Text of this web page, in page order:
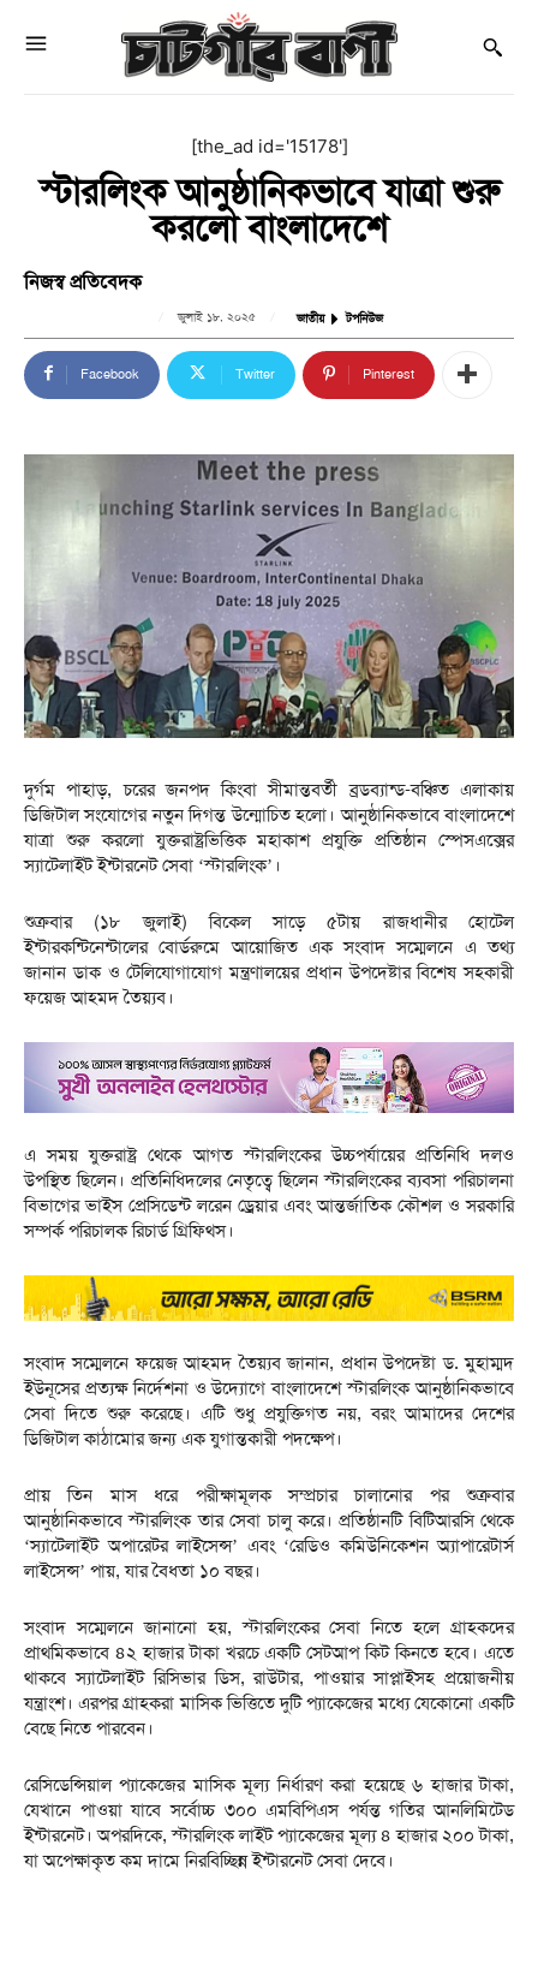
[the_ad id='15178']
স্টারলিংক আনুষ্ঠানিকভাবে যাত্রা শুরু
করলো বাংলাদেশে
নিজস্ব প্রতিবেদক
জুলাই ১৮, ২০২৫ জাতীয় টপনিউজ
Facebook Twitter Pinterest
দুর্গম পাহাড়, চরের জনপদ কিংবা সীমান্তবর্তী ব্রডব্যান্ড-বঞ্চিত এলাকায়
ডিজিটাল সংযোগের নতুন দিগন্ত উন্মোচিত হলো। আনুষ্ঠানিকভাবে বাংলাদেশে
যাত্রা শুরু করলো যুক্তরাষ্ট্রভিত্তিক মহাকাশ প্রযুক্তি প্রতিষ্ঠান স্পেসএক্সের
স্যাটেলাইট ইন্টারনেট সেবা ‘স্টারলিংক’।
শুক্রবার (১৮ জুলাই) বিকেল সাড়ে ৫টায় রাজধানীর হোটেল
ইন্টারকন্টিনেন্টালের বোর্ডরুমে আয়োজিত এক সংবাদ সম্মেলনে এ তথ্য
জানান ডাক ও টেলিযোগাযোগ মন্ত্রণালয়ের প্রধান উপদেষ্টার বিশেষ সহকারী
ফয়েজ আহমদ তৈয়্যব।
এ সময় যুক্তরাষ্ট্র থেকে আগত স্টারলিংকের উচ্চপর্যায়ের প্রতিনিধি দলও
উপস্থিত ছিলেন। প্রতিনিধিদলের নেতৃত্বে ছিলেন স্টারলিংকের ব্যবসা পরিচালনা
বিভাগের ভাইস প্রেসিডেন্ট লরেন ড্রেয়ার এবং আন্তর্জাতিক কৌশল ও সরকারি
সম্পর্ক পরিচালক রিচার্ড গ্রিফিথস।
সংবাদ সম্মেলনে ফয়েজ আহমদ তৈয়্যব জানান, প্রধান উপদেষ্টা ড. মুহাম্মদ
ইউনূসের প্রত্যক্ষ নির্দেশনা ও উদ্যোগে বাংলাদেশে স্টারলিংক আনুষ্ঠানিকভাবে
সেবা দিতে শুরু করেছে। এটি শুধু প্রযুক্তিগত নয়, বরং আমাদের দেশের
ডিজিটাল কাঠামোর জন্য এক যুগান্তকারী পদক্ষেপ।
প্রায় তিন মাস ধরে পরীক্ষামূলক সম্প্রচার চালানোর পর শুক্রবার
আনুষ্ঠানিকভাবে স্টারলিংক তার সেবা চালু করে। প্রতিষ্ঠানটি বিটিআরসি থেকে
‘স্যাটেলাইট অপারেটর লাইসেন্স’ এবং ‘রেডিও কমিউনিকেশন অ্যাপারেটার্স
লাইসেন্স’ পায়, যার বৈধতা ১০ বছর।
সংবাদ সম্মেলনে জানানো হয়, স্টারলিংকের সেবা নিতে হলে গ্রাহকদের
প্রাথমিকভাবে ৪২ হাজার টাকা খরচে একটি সেটআপ কিট কিনতে হবে। এতে
থাকবে স্যাটেলাইট রিসিভার ডিস, রাউটার, পাওয়ার সাপ্লাইসহ প্রয়োজনীয়
যন্ত্রাংশ। এরপর গ্রাহকরা মাসিক ভিত্তিতে দুটি প্যাকেজের মধ্যে যেকোনো একটি
বেছে নিতে পারবেন।
রেসিডেন্সিয়াল প্যাকেজের মাসিক মূল্য নির্ধারণ করা হয়েছে ৬ হাজার টাকা,
যেখানে পাওয়া যাবে সর্বোচ্চ ৩০০ এমবিপিএস পর্যন্ত গতির আনলিমিটেড
ইন্টারনেট। অপরদিকে, স্টারলিংক লাইট প্যাকেজের মূল্য ৪ হাজার ২০০ টাকা,
যা অপেক্ষাকৃত কম দামে নিরবিচ্ছিন্ন ইন্টারনেট সেবা দেবে।